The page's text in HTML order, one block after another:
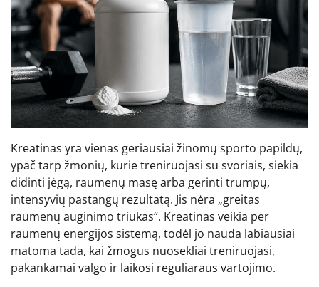
Kreatinas yra vienas geriausiai žinomų sporto papildų,
ypač tarp žmonių, kurie treniruojasi su svoriais, siekia
didinti jėgą, raumenų masę arba gerinti trumpų,
intensyvių pastangų rezultatą. Jis nėra „greitas
raumenų auginimo triukas“. Kreatinas veikia per
raumenų energijos sistemą, todėl jo nauda labiausiai
matoma tada, kai žmogus nuosekliai treniruojasi,
pakankamai valgo ir laikosi reguliaraus vartojimo.